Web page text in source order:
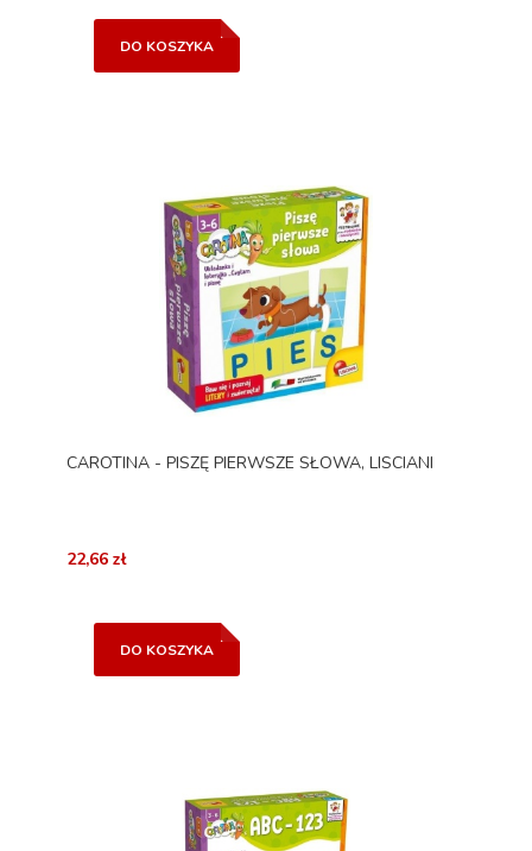
DO KOSZYKA
CAROTINA - PISZĘ PIERWSZE SŁOWA, LISCIANI
22,66 zł
DO KOSZYKA